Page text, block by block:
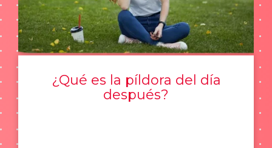
¿Qué es la píldora del día
después?